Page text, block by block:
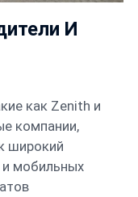
И
как Zenith и
компании,
широкий
мобильных